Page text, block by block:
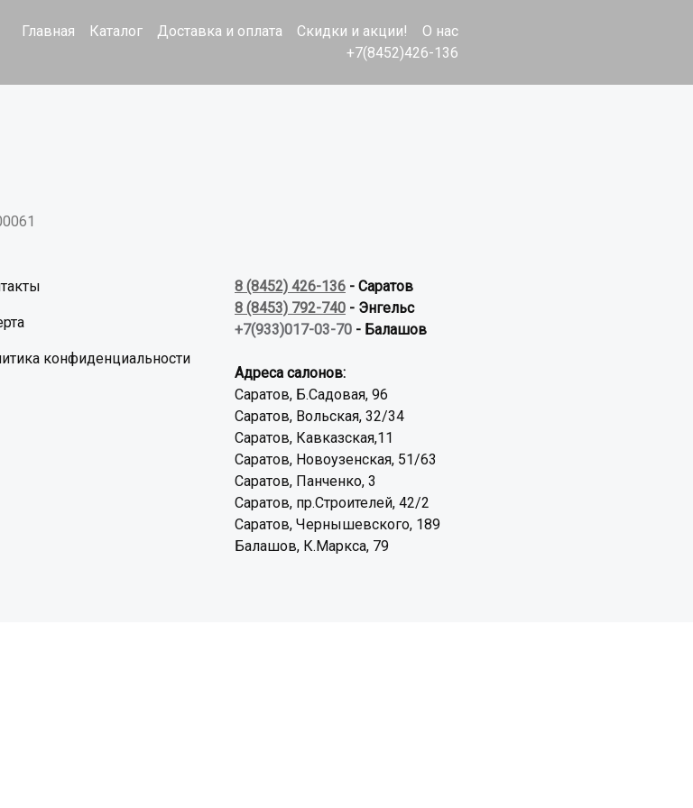
Главная Каталог Доставка и оплата Скидки и акции!
О нас
+7(8452)426-136
конфиденциальности
8 (8452) 426-136- Саратов
8 (8453) 792-740- Энгельс
+7(933)017-03-70- Балашов
Адреса салонов:
Саратов, Б.Садовая, 96
Саратов, Вольская, 32/34
Саратов, Кавказская,11
Саратов, Новоузенская, 51/63
Саратов, Панченко, 3
Саратов, пр.Строителей, 42/2
Саратов, Чернышевского, 189
Балашов, К.Маркса, 79